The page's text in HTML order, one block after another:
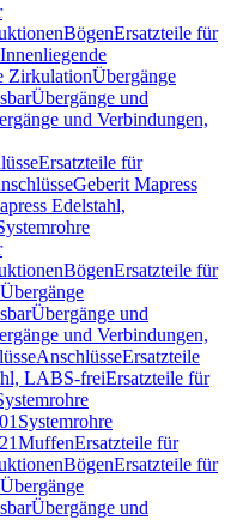
BögenErsatzteile für
Innenliegende
ZirkulationÜbergänge
Übergänge und
und Verbindungen,
Ersatzteile für
Geberit Mapress
Edelstahl,
BögenErsatzteile für
Übergänge
Übergänge und
und Verbindungen,
AnschlüsseErsatzteile
LABS-freiErsatzteile für
Systemrohre
MuffenErsatzteile für
BögenErsatzteile für
Übergänge
Übergänge und